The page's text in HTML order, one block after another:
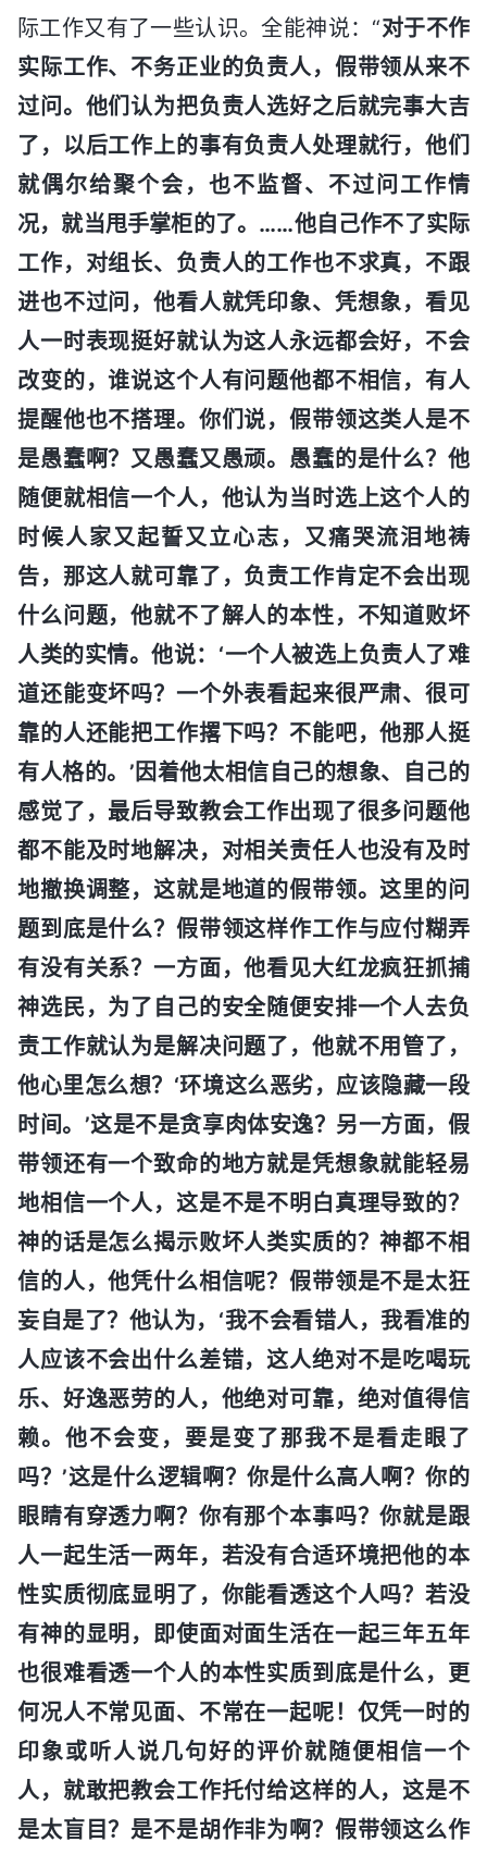
际工作又有了一些认识。全能神说：“对于不作
实际工作、不务正业的负责人，假带领从来不
过问。他们认为把负责人选好之后就完事大吉
了，以后工作上的事有负责人处理就行，他们
就偶尔给聚个会，也不监督、不过问工作情
况，就当甩手掌柜的了。……他自己作不了实际
工作，对组长、负责人的工作也不求真，不跟
进也不过问，他看人就凭印象、凭想象，看见
人一时表现挺好就认为这人永远都会好，不会
改变的，谁说这个人有问题他都不相信，有人
提醒他也不搭理。你们说，假带领这类人是不
是愚蠢啊？又愚蠢又愚顽。愚蠢的是什么？他
随便就相信一个人，他认为当时选上这个人的
时候人家又起誓又立心志，又痛哭流泪地祷
告，那这人就可靠了，负责工作肯定不会出现
什么问题，他就不了解人的本性，不知道败坏
人类的实情。他说：‘一个人被选上负责人了难
道还能变坏吗？一个外表看起来很严肃、很可
靠的人还能把工作撂下吗？不能吧，他那人挺
有人格的。’因着他太相信自己的想象、自己的
感觉了，最后导致教会工作出现了很多问题他
都不能及时地解决，对相关责任人也没有及时
地撤换调整，这就是地道的假带领。这里的问
题到底是什么？假带领这样作工作与应付糊弄
有没有关系？一方面，他看见大红龙疯狂抓捕
神选民，为了自己的安全随便安排一个人去负
责工作就认为是解决问题了，他就不用管了，
他心里怎么想？‘环境这么恶劣，应该隐藏一段
时间。’这是不是贪享肉体安逸？另一方面，假
带领还有一个致命的地方就是凭想象就能轻易
地相信一个人，这是不是不明白真理导致的？
神的话是怎么揭示败坏人类实质的？神都不相
信的人，他凭什么相信呢？假带领是不是太狂
妄自是了？他认为，‘我不会看错人，我看准的
人应该不会出什么差错，这人绝对不是吃喝玩
乐、好逸恶劳的人，他绝对可靠，绝对值得信
赖。他不会变，要是变了那我不是看走眼了
吗？’这是什么逻辑啊？你是什么高人啊？你的
眼睛有穿透力啊？你有那个本事吗？你就是跟
人一起生活一两年，若没有合适环境把他的本
性实质彻底显明了，你能看透这个人吗？若没
有神的显明，即使面对面生活在一起三年五年
也很难看透一个人的本性实质到底是什么，更
何况人不常见面、不常在一起呢！仅凭一时的
印象或听人说几句好的评价就随便相信一个
人，就敢把教会工作托付给这样的人，这是不
是太盲目？是不是胡作非为啊？假带领这么作